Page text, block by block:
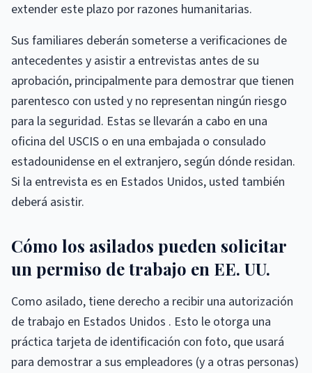
extender este plazo por razones humanitarias.
Sus familiares deberán someterse a verificaciones de
antecedentes y asistir a entrevistas antes de su
aprobación, principalmente para demostrar que tienen
parentesco con usted y no representan ningún riesgo
para la seguridad. Estas se llevarán a cabo en una
oficina del USCIS o en una embajada o consulado
estadounidense en el extranjero, según dónde residan.
Si la entrevista es en Estados Unidos, usted también
deberá asistir.
Cómo los asilados pueden solicitar
un permiso de trabajo en EE. UU.
Como asilado, tiene derecho a recibir una autorización
de trabajo en Estados Unidos . Esto le otorga una
práctica tarjeta de identificación con foto, que usará
para demostrar a sus empleadores (y a otras personas)